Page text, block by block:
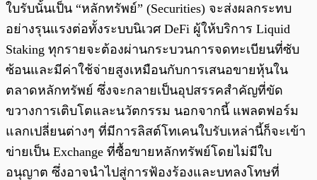
ใบรับนั้นเป็น “หลักทรัพย์” (Securities) จะส่งผลกระทบ
อย่างรุนแรงต่อทั้งระบบนิเวศ DeFi ผู้ให้บริการ Liquid
Staking ทุกรายจะต้องผ่านกระบวนการจดทะเบียนที่ซับ
ซ้อนและมีค่าใช้จ่ายสูงเหมือนกับการเสนอขายหุ้นใน
ตลาดหลักทรัพย์ ซึ่งจะกลายเป็นอุปสรรคสำคัญที่ขัด
ขวางการเติบโตและนวัตกรรม นอกจากนี้ แพลตฟอร์ม
แลกเปลี่ยนต่างๆ ที่มีการลิสต์โทเคนใบรับเหล่านี้ก็จะเข้า
ข่ายเป็น Exchange ที่ซื้อขายหลักทรัพย์โดยไม่มีใบ
อนุญาต ซึ่งอาจนำไปสู่การฟ้องร้องและบทลงโทษที่